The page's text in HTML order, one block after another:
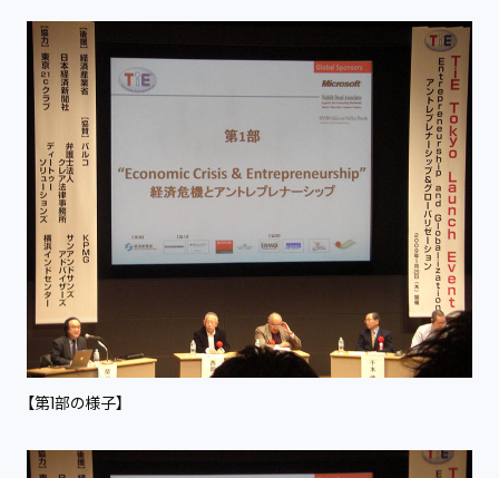
【第1部の様子】